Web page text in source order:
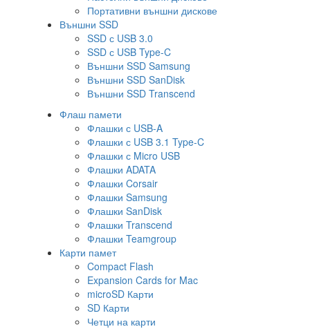
Портативни външни дискове
Външни SSD
SSD с USB 3.0
SSD с USB Type-C
Външни SSD Samsung
Външни SSD SanDisk
Външни SSD Transcend
Флаш памети
Флашки с USB-A
Флашки с USB 3.1 Type-C
Флашки с Micro USB
Флашки ADATA
Флашки Corsair
Флашки Samsung
Флашки SanDisk
Флашки Transcend
Флашки Teamgroup
Карти памет
Compact Flash
Expansion Cards for Mac
microSD Карти
SD Карти
Четци на карти